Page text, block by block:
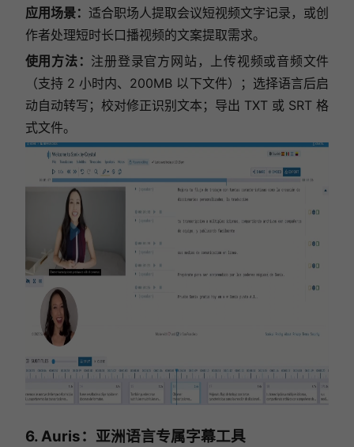
应用场景： 适合职场人提取会议短视频文字记录，或创
作者处理短时长口播视频的文案提取需求。
使用方法： 注册登录官方网站，上传视频或音频文件
（支持 2 小时内、200MB 以下文件）；选择语言后启
动自动转写；校对修正识别文本；导出 TXT 或 SRT 格
式文件。
6. Auris：亚洲语言专属字幕工具